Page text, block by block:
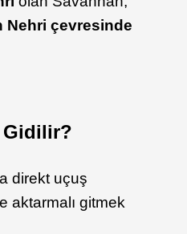
Nehri çevresinde
Gidilir?
direkt uçuş
aktarmalı gitmek